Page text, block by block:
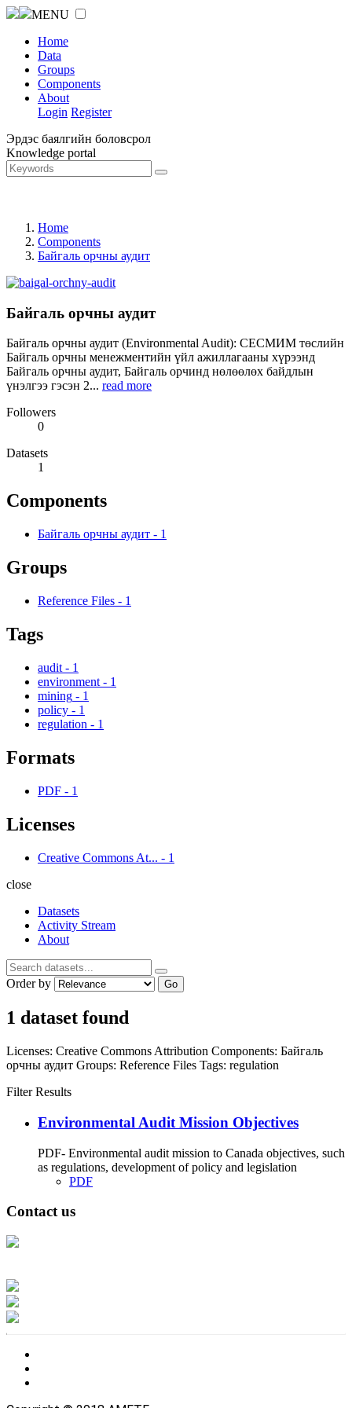
MENU
Home
Data
Groups
Components
About
Login Register
Эрдэс баялгийн боловсрол
Knowledge portal
Home
Components
Байгаль орчны аудит
Байгаль орчны аудит
Байгаль орчны аудит (Environmental Audit): СЕСМИМ төслийн
Байгаль орчны менежментийн үйл ажиллагааны хүрээнд
Байгаль орчны аудит, Байгаль орчинд нөлөөлөх байдлын
үнэлгээ гэсэн 2... read more
Followers
0
Datasets
1
Components
Байгаль орчны аудит - 1
Groups
Reference Files - 1
Tags
audit - 1
environment - 1
mining - 1
policy - 1
regulation - 1
Formats
PDF - 1
Licenses
Creative Commons At... - 1
close
Datasets
Activity Stream
About
Order by Go
1 dataset found
Licenses: Creative Commons Attribution Components: Байгаль
орчны аудит Groups: Reference Files Tags: regulation
Filter Results
Environmental Audit Mission Objectives
PDF- Environmental audit mission to Canada objectives, such
as regulations, development of policy and legislation
PDF
Contact us